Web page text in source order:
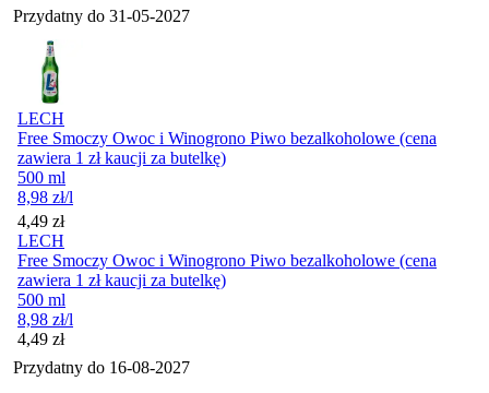
Przydatny do 31-05-2027
LECH
Free Smoczy Owoc i Winogrono Piwo bezalkoholowe (cena
zawiera 1 zł kaucji za butelkę)
500 ml
8,98 zł/l
Cena
4,49 zł
LECH
Free Smoczy Owoc i Winogrono Piwo bezalkoholowe (cena
zawiera 1 zł kaucji za butelkę)
500 ml
8,98 zł/l
Cena
4,49 zł
Przydatny do 16-08-2027